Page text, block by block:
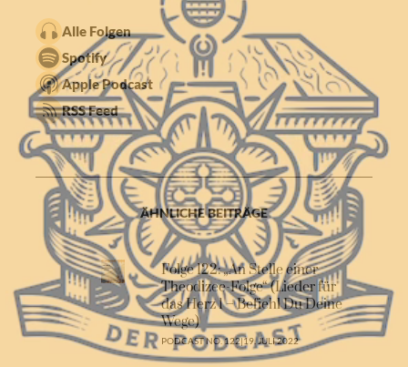
Alle Folgen
Spotify
Apple Podcast
RSS Feed
ÄHNLICHE BEITRÄGE
Folge 122: „An Stelle einer
Theodizee-Folge“ (Lieder für
das Herz 1 – Befiehl Du Deine
Wege)
PODCAST NO. 122|19. JULI 2022